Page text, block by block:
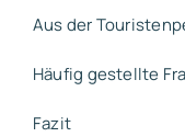
Aus der
Häufig gestellte
Fazit